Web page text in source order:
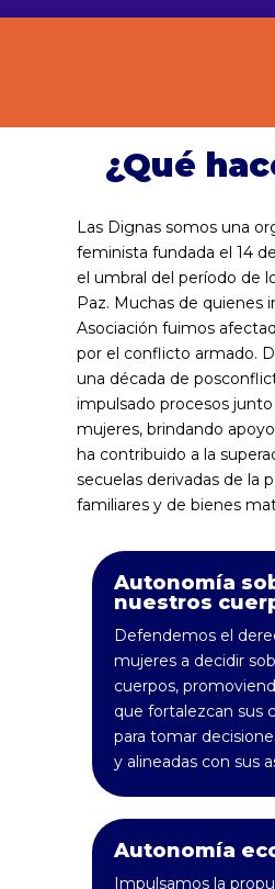
¿Qué
Las Dignas somos una
feminista fundada el 14
el umbral del período de
Paz. Muchas de quienes
Asociación fuimos
por el conflicto armado.
una década de
impulsado procesos
mujeres, brindando
ha contribuido a la
secuelas derivadas de la
familiares y de bienes
Autonomía
nuestros
Defendemos el
mujeres a decidir
cuerpos,
que fortalezcan sus
para tomar
y alineadas con sus
Autonomía
Impulsamos la